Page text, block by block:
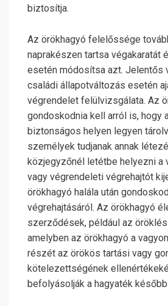
biztosítja.
Az örökhagyó felelőssége
naprakészen tartsa végakaratát
esetén módosítsa azt. Jelentős
családi állapotváltozás esetén
végrendelet felülvizsgálata. Az
gondoskodnia kell arról is, hogy
biztonságos helyen legyen
személyek tudjanak annak
közjegyzőnél letétbe helyezni a
vagy végrendeleti végrehajtót
örökhagyó halála után
végrehajtásáról. Az örökhagyó
szerződések, például az
amelyben az örökhagyó a
részét az örökös tartási vagy
kötelezettségének
befolyásolják a hagyaték